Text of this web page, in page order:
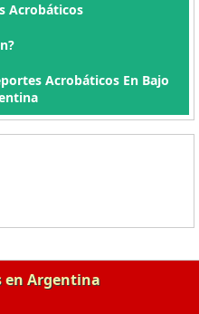
Acrobáticos
Acrobáticos En Bajo
en Argentina